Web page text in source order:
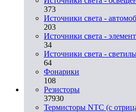
373
Источники света -
203
Источники света -
34
Источники света -
64
Фонарики
108
Резисторы
37930
Термисторы NTC (с